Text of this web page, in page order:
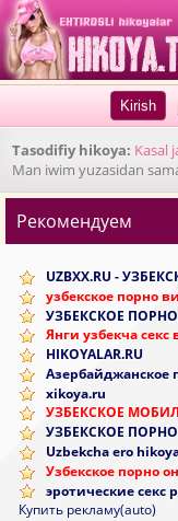
Tasodifiy hikoya: Kasal
Man iwim yuzasidan
Рекомендуем
UZBXX.RU -
узбекское порно
УЗБЕКСКОЕ
Янги узбекча секс
HIKOYALAR.RU
Азербайджанское
xikoya.ru
УЗБЕКСКОЕ
УЗБЕКСКОЕ ПОРНО
Uzbekcha ero
Узбекское порно
эротические секс
Купить рекламу(auto)